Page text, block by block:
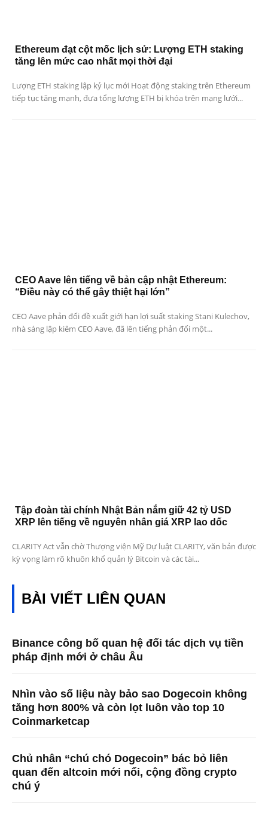
Ethereum đạt cột mốc lịch sử: Lượng ETH staking
tăng lên mức cao nhất mọi thời đại
Lượng ETH staking lập kỷ lục mới Hoạt động staking trên Ethereum
tiếp tục tăng mạnh, đưa tổng lượng ETH bị khóa trên mạng lưới...
CEO Aave lên tiếng về bản cập nhật Ethereum:
“Điều này có thể gây thiệt hại lớn”
CEO Aave phản đối đề xuất giới hạn lợi suất staking Stani Kulechov,
nhà sáng lập kiêm CEO Aave, đã lên tiếng phản đối một...
Tập đoàn tài chính Nhật Bản nắm giữ 42 tỷ USD
XRP lên tiếng về nguyên nhân giá XRP lao dốc
CLARITY Act vẫn chờ Thượng viện Mỹ Dự luật CLARITY, văn bản được
kỳ vọng làm rõ khuôn khổ quản lý Bitcoin và các tài...
BÀI VIẾT LIÊN QUAN
Binance công bố quan hệ đối tác dịch vụ tiền
pháp định mới ở châu Âu
Nhìn vào số liệu này bảo sao Dogecoin không
tăng hơn 800% và còn lọt luôn vào top 10
Coinmarketcap
Chủ nhân “chú chó Dogecoin” bác bỏ liên
quan đến altcoin mới nổi, cộng đồng crypto
chú ý